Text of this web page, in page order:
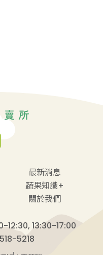
最新消息
蔬果知識+
關於我們
12:30, 13:30-17:00
5218